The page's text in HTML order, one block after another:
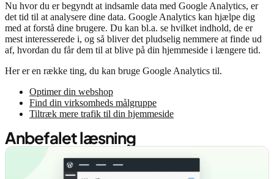
Nu hvor du er begyndt at indsamle data med Google Analytics, er
det tid til at analysere dine data. Google Analytics kan hjælpe dig
med at forstå dine brugere. Du kan bl.a. se hvilket indhold, de er
mest interesserede i, og så bliver det pludselig nemmere at finde ud
af, hvordan du får dem til at blive på din hjemmeside i længere tid.
Her er en række ting, du kan bruge Google Analytics til.
Optimer din webshop
Find din virksomheds målgruppe
Tiltræk mere trafik til din hjemmeside
Anbefalet læsning